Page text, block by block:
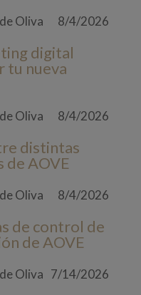
Oliva 8/4/2026
digital
tu nueva
Oliva 8/4/2026
distintas
de AOVE
Oliva 8/4/2026
de control de
de AOVE
Oliva 7/14/2026